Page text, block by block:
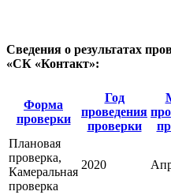
Сведения о результатах
«СК «Контакт»:
Форма
проверки
Год
проведения
проверки
Плановая
проверка,
Камеральная
проверка
2020